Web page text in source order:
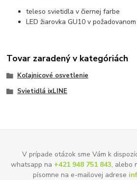
teleso svietidla v čiernej farbe
LED žiarovka GU10 v
Tovar zaradený v kategóriách
Koľajnicové osvetlenie
Svietidlá ixLINE
V prípade otázok sme Vám k
whatsapp na +421 948 751 843, alebo
písomne na e-mailovej adrese